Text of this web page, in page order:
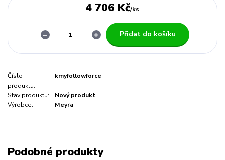
4 706 Kč/ks
Přidat do košíku
Číslo
produktu:
kmyfollowforce
Stav produktu:
Nový produkt
Výrobce:
Meyra
Podobné produkty